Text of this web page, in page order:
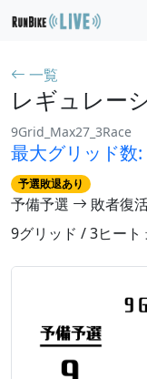
一覧
レギュレー
9Grid_Max27_3Race
最大グリッド数
予選敗退あり
予備予選 敗者復
9グリッド / 3ヒート